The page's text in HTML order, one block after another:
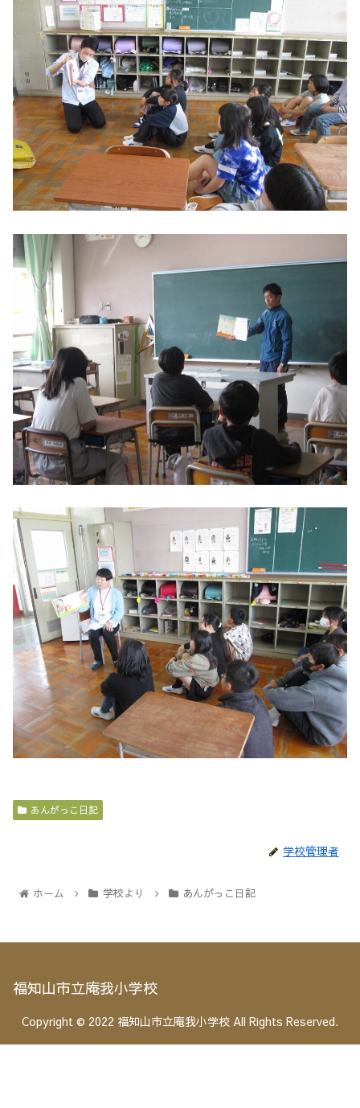
あんがっこ日記
学校管理者
ホーム 学校より あんがっこ日記
福知山市立庵我小学校
Copyright © 2022 福知山市立庵我小学校 All Rights Reserved.